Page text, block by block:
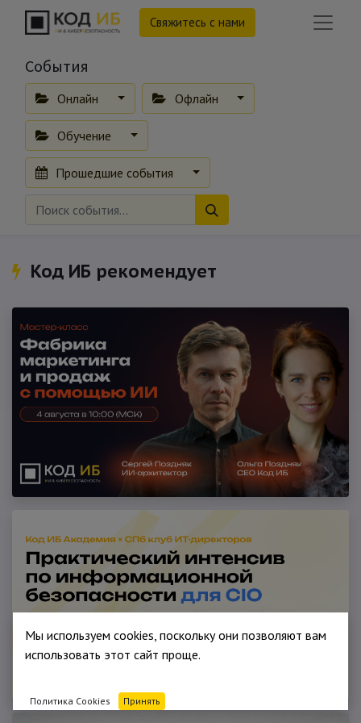
Свяжитесь с нами
События
Онлайн Офлайн
Обучение
Прошедшие события
Код ИБ рекомендует
Мы используем cookies, поскольку они позволяют вам
использовать этот сайт проще.
Политика Cookies Принять